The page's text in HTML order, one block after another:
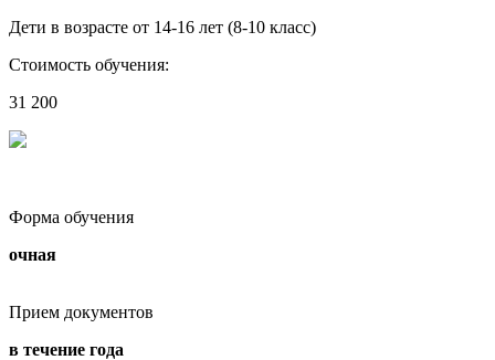
Дети в возрасте от 14-16 лет (8-10 класс)
Стоимость обучения:
31 200
Форма обучения
очная
Прием документов
в течение года